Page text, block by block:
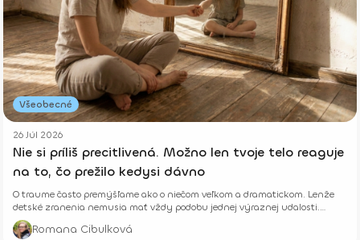
Všeobecné
26 Júl 2026
Nie si príliš precitlivená. Možno len tvoje telo reaguje
na to, čo prežilo kedysi dávno
O traume často premýšľame ako o niečom veľkom a dramatickom. Lenže
detské zranenia nemusia mať vždy podobu jednej výraznej udalosti.
Niekedy rastú potichu.
Romana Cibulková